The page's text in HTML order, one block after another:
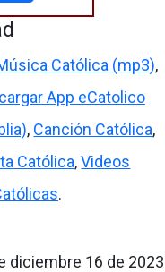
Católica (mp3),
App eCatolico
, Canción Católica,
Católica,Videos
.
diciembre 16 de 2023